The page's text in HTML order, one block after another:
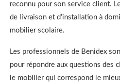
reconnu pour son service client.
de livraison et d’installation à
mobilier scolaire.
Les professionnels de Benidex
pour répondre aux questions des
le mobilier qui correspond le